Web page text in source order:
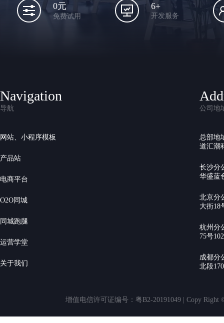
0元
免费试用
6+
开发服务
Navigation
导航
网站、小程序模板
产品站
电商平台
O2O同城
同城跑腿
运营学堂
关于我们
公司地
总部地
道汇潮
长沙分
华盛蓝
北京分
大街18
杭州分
75号
成都分
北段
增值电信许可证编号：粤B2-20191049 | Copy